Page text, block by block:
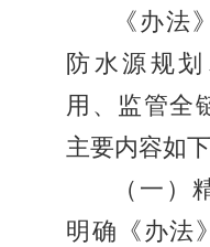
《办法
防水源规
用、监管全
主要内容如下
（一）
明确《办法